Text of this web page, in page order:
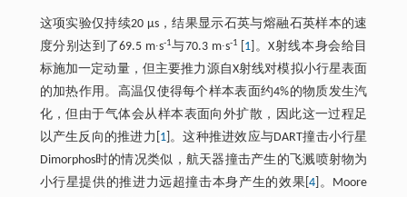
这项实验仅持续20 μs，结果显示石英与熔融石英样本的速
度分别达到了69.5 m∙s-1与70.3 m∙s-1 1 ]。X射线本身会给目
标施加一定动量，但主要推力源自X射线对模拟小行星表面
的加热作用。高温仅使得每个样本表面约4%的物质发生汽
化，但由于气体会从样本表面向外扩散，因此这一过程足
以产生反向的推进力[ 1]。这种推进效应与DART撞击小行星
Dimorphos时的情况类似，航天器撞击产生的飞溅喷射物为
小行星提供的推进力远超撞击本身产生的效果[4 ]。Moore